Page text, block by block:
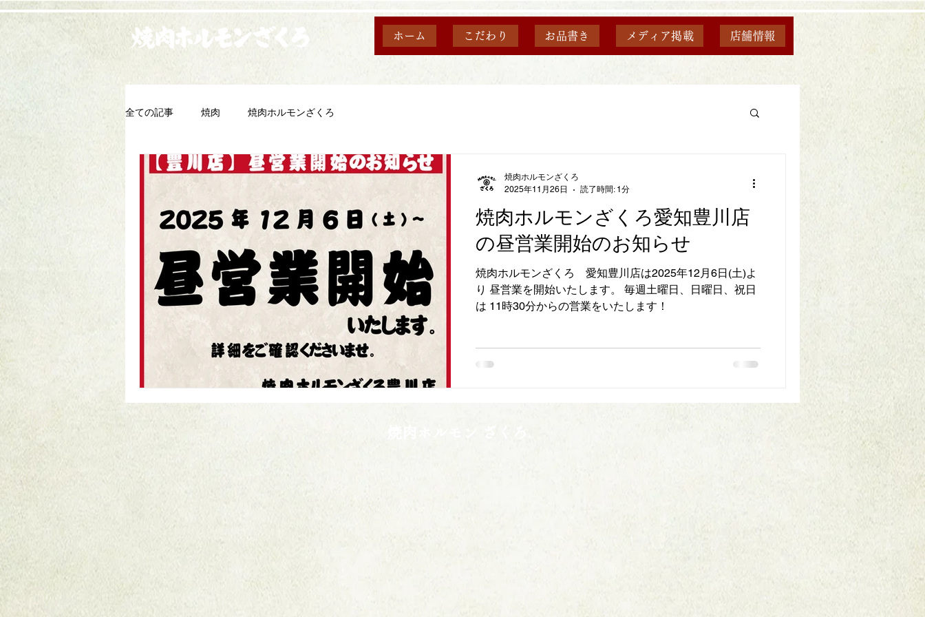
ホーム こだわり お品書き メディア掲載 店舗情報
全ての記事 焼肉 焼肉ホルモンざくろ
焼肉ホルモンざくろ愛知豊川店
の昼営業開始のお知らせ
焼肉ホルモンざくろ 愛知豊川店は2025年12月6日(土)よ
り 昼営業を開始いたします。 毎週土曜日、日曜日、祝日
は 11時30分からの営業をいたします！
焼肉ホルモンざくろ
2025年11月26日
読了時間: 1分
焼肉ホルモン ざくろ